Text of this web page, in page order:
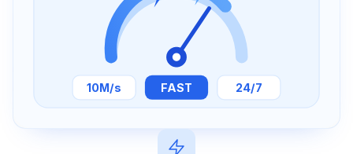
10M/s FAST 24/7